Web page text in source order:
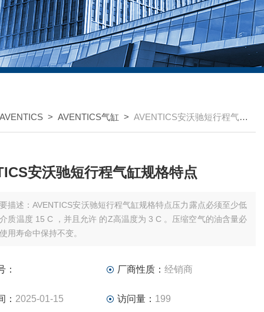
>AVENTICS气缸 >AVENTICS安沃驰短行程气缸规格特点
安沃驰短行程气缸规格特点
描述：AVENTICS安沃驰短行程气缸规格特点压力露点必须至少低
质温度 15 C ，并且允许 的Z高温度为 3 C 。压缩空气的油含量必
用寿命中保持不变。
： 厂商性质： 经销商
： 2025-01-15 访问量： 199